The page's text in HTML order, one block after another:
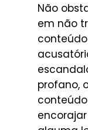
Não
em não
profano,